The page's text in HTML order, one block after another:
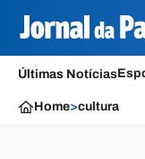
Últimas Notícias
Home>cultura